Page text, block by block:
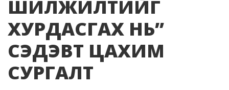
ШИЛЖИЛТИЙГ
ХУРДАСГАХ НЬ”
СЭДЭВТ ЦАХИМ
СУРГАЛТ